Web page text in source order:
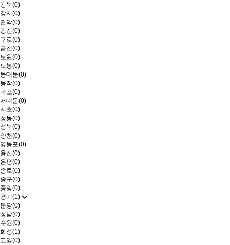
강북(0)
강서(0)
관악(0)
광진(0)
구로(0)
금천(0)
노원(0)
도봉(0)
동대문(0)
동작(0)
마포(0)
서대문(0)
서초(0)
성동(0)
성북(0)
양천(0)
영등포(0)
용산(0)
은평(0)
종로(0)
중구(0)
중랑(0)
경기(1)
분당(0)
성남(0)
수원(0)
화성(1)
고양(0)